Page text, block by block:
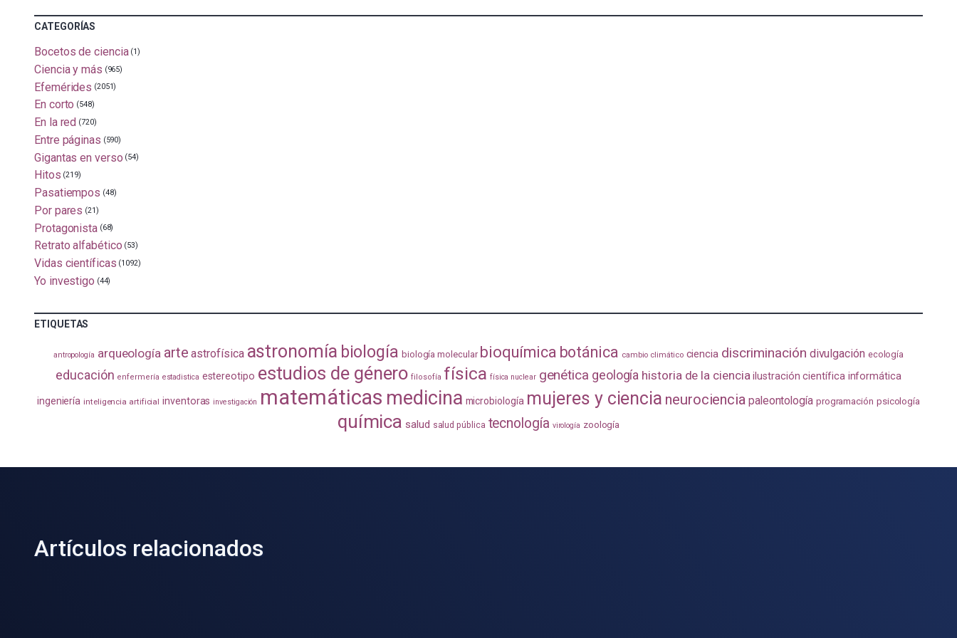
CATEGORÍAS
Bocetos de ciencia (1)
Ciencia y más (965)
Efemérides (2051)
En corto (548)
En la red (720)
Entre páginas (590)
Gigantas en verso (54)
Hitos (219)
Pasatiempos (48)
Por pares (21)
Protagonista (68)
Retrato alfabético (53)
Vidas científicas (1092)
Yo investigo (44)
ETIQUETAS
antropología arqueología arte astrofísica astronomía biología biología molecular bioquímica botánica cambio climático ciencia discriminación divulgación ecología
educación enfermería estadistica estereotipo estudios de género filosofía física física nuclear genética geología historia de la ciencia ilustración científica informática
ingeniería inteligencia artificial inventoras investigación matemáticas medicina microbiología mujeres y ciencia neurociencia paleontología programación psicología
química salud salud pública tecnología virología zoología
Artículos relacionados